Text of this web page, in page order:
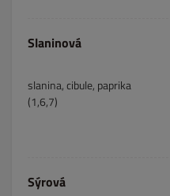
Slaninová
slanina, cibule, paprika
(1,6,7)
Sýrová